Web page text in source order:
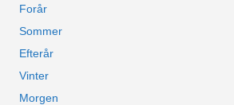
Forår
Sommer
Efterår
Vinter
Morgen